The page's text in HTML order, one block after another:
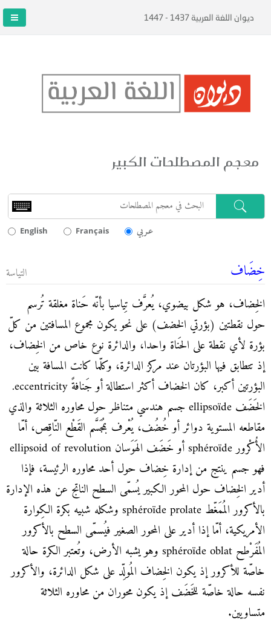
ديوان اللغة العربية 1437 - 1447
معجم المصطلحات الكبير
English Français عـربي
خِضَاف التياسة
الخِضاف، هو شكل بيضوي، يُعرَّف تِياسيا بأنّه حَناة مغلقة تُرسم
حول نقطتين (بؤرتي الخضف) على نحو يكون مجموع المسافتين من كلّ
بؤرة لأي نقطة على الحَناة واحدا، والدائرة نوع خاص من الخِضاف،
إذ تتطابق فيها البؤرتان عند مركز الدائرة، وكلّما كانت المسافة بين
البؤرتين أكبر، كان الخضاف أكثر استطالة أو جَنافةً eccentricity.
الخَضَف ellipsoïde جسم هندسي متناظر حول محاوره الثلاثة والذي
مقاطعه المستوية دوائر أو خُضُف، يُعْرف بمُجَسَّم القَطْع النّاقِص، أمّا
الأُكْرور sphéroïde أو خَضَف الهَوَسان ellipsoid of revolution
فهو جسم ينتج من إدارة خِضاف حول أحد محاوره الرئيسة، فإذا
أدير الخِضاف حول المحور الكبير يُسمّى السطح الناتج عن هذه الإدارة
بالأكرور المُمَغّط sphéroïde prolate وشكله شبيه بكرة الكِوارة
الأمريكية، أمّا إذا أدير على المحور الصغير فيُسمّى السطح بالأكرور
المُفَرْطح sphéroïde oblat وهو يشبه الأرض، وتُعتبر الكرة حالة
خاصّة للأكرور إذ يكون الخِضاف المُولِّد على شكل الدائرة، والأكرور
نفسه حالة خاصّة للخَضَف إذ يكون محوران من محاوره الثلاثة
متساويين.